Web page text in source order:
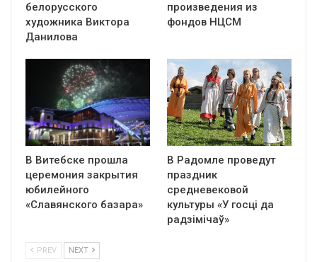
белорусского
художника Виктора
Данилова
произведения из
фондов НЦСМ
В Витебске прошла
церемония закрытия
юбилейного
«Славянского базара»
В Радомле проведут
праздник
средневековой
культуры «У госці да
радзімічаў»
PREV NEXT